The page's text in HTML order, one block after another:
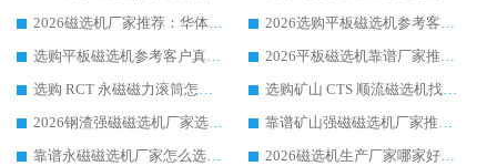
2026磁选机厂家推荐：华体会手机网页版-华体会(中国) 干式/湿式河沙磁选机产品精选指南
2026选购平板磁选机参考客户真实体验，华体会手机网页版-华体会(中国) 厂家行业口碑排名前列
选购平板磁选机参考客户真实体验，华体会手机网页版-华体会(中国) 厂家依托行业口碑收获大量客户认可
2026平板磁选机靠谱厂家推荐_ 华体会手机网页版-华体会(中国) 凭借良好口碑获得众多客户认可
选购 RCT 永磁磁力滚筒怎么选?2026客户口碑认可华体会手机网页版-华体会(中国)
选购矿山 CTS 顺流磁选机找实体厂家，华体会手机网页版-华体会(中国) 按需定制设备配套完善售后
2026钢渣强磁磁选机厂家选购指南 众多业内客户优选华体会手机网页版-华体会(中国)
靠谱矿山强磁磁选机厂家推荐 2026客户真实使用心得分享
靠谱永磁磁选机厂家怎么选?福建客户真实体验分享华体会手机网页版-华体会(中国) 品牌
2026磁选机生产厂家哪家好?众多客户使用体验分享华体会手机网页版-华体会(中国)